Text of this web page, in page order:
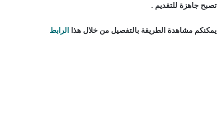
تصبح جاهزة للتقديم .
يمكنكم مشاهدة الطريقة بالتفصيل من خلال هذا الرابط